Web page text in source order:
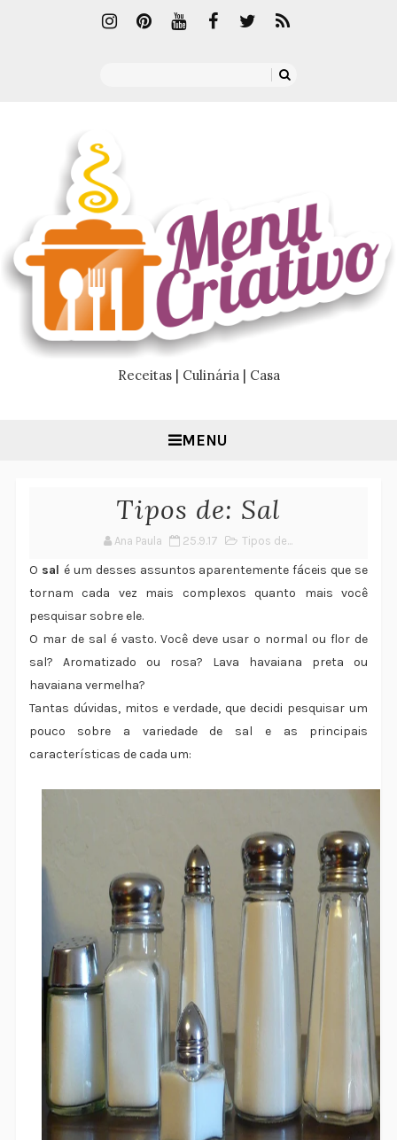
Receitas | Culinária | Casa
MENU
Tipos de: Sal
Ana Paula 25.9.17 Tipos de...
O sal é um desses assuntos aparentemente fáceis que se
tornam cada vez mais complexos quanto mais você
pesquisar sobre ele.
O mar de sal é vasto. Você deve usar o normal ou flor de
sal? Aromatizado ou rosa? Lava havaiana preta ou
havaiana vermelha?
Tantas dúvidas, mitos e verdade, que decidi pesquisar um
pouco sobre a variedade de sal e as principais
características de cada um: